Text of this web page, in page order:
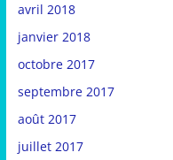
avril 2018
janvier 2018
octobre 2017
septembre 2017
août 2017
juillet 2017